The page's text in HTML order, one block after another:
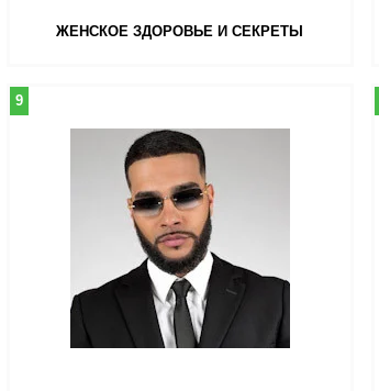
ЖЕНСКОЕ ЗДОРОВЬЕ И СЕКРЕТЫ
9